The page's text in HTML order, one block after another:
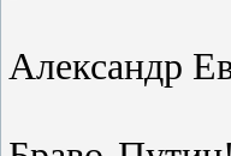
Александр